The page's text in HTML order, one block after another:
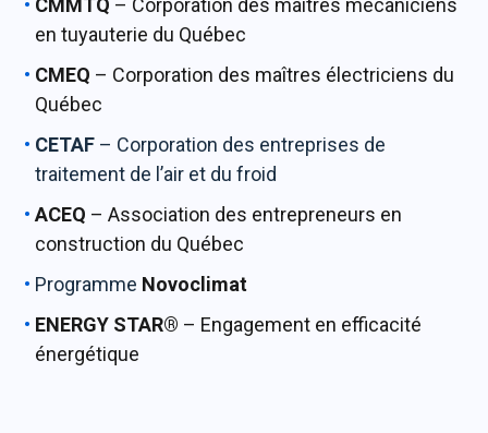
CMMTQ – Corporation des maîtres mécaniciens
en tuyauterie du Québec
CMEQ – Corporation des maîtres électriciens du
Québec
CETAF – Corporation des entreprises de
traitement de l’air et du froid
ACEQ – Association des entrepreneurs en
construction du Québec
Programme Novoclimat
ENERGY STAR® – Engagement en efficacité
énergétique